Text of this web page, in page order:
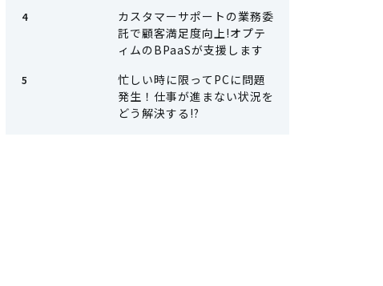
カスタマーサポートの業務委
託で顧客満足度向上!オプテ
ィムのBPaaSが支援します
忙しい時に限ってPCに問題
発生！仕事が進まない状況を
どう解決する!?